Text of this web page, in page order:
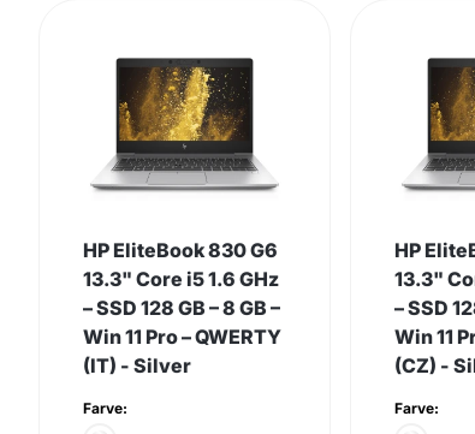
HP EliteBook 830 G6
13.3" Core i5 1.6 GHz
– SSD 128 GB – 8 GB –
Win 11 Pro – QWERTY
(IT) - Silver
Farve:
HP
13.3"
– SSD
Win 11
(CZ) -
Farve: